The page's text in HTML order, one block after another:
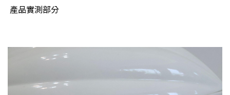
產品實測部分